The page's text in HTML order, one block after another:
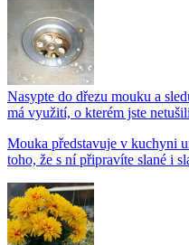
Nasypte do dřezu mouku a
má využití, o kterém jste netušili
Mouka představuje v kuchyni
toho, že s ní připravíte slané i